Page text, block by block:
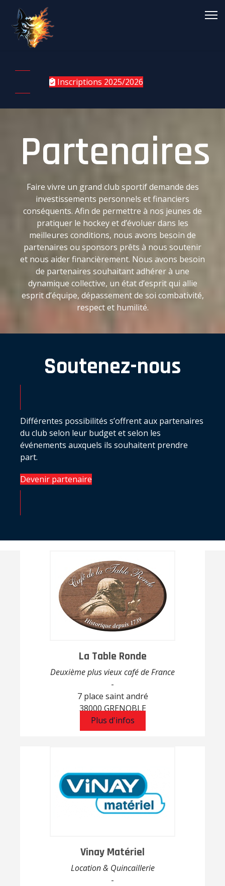
Inscriptions 2025/2026
Partenaires
Faire vivre un grand club sportif demande des
investissements personnels et financiers
conséquents. Afin de permettre à nos jeunes de
pratiquer le hockey et d’évoluer dans les
meilleures conditions, nous avons besoin de
partenaires ou sponsors prêts à nous soutenir
et nous aider financièrement. Nous avons besoin
de partenaires souhaitant adhérer à une
dynamique collective, un état d’esprit qui allie
esprit d’équipe, dépassement de soi combativité,
respect et humilité.
Soutenez-nous
Différentes possibilités s’offrent aux partenaires
du club selon leur budget et selon les
événements auxquels ils souhaitent prendre
part.
Devenir partenaire
La Table Ronde
Deuxième plus vieux café de France
-
7 place saint andré
38000 GRENOBLE
Plus d'infos
Vinay Matériel
Location & Quincaillerie
-